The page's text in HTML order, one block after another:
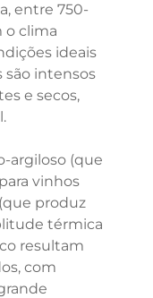
entre 750-
o clima
ideais
são intensos
e secos,
argiloso (que
vinhos
produz
térmica
resultam
com